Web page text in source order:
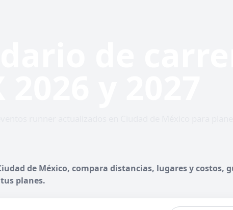
de México, compara distancias, lugares y costos,
planes.